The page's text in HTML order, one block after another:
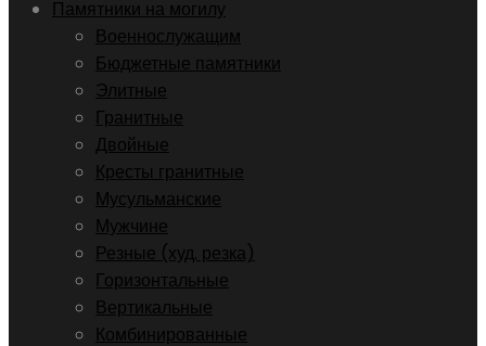
Памятники на могилу
Военнослужащим
Бюджетные памятники
Элитные
Гранитные
Двойные
Кресты гранитные
Мусульманские
Мужчине
Резные (худ. резка)
Горизонтальные
Вертикальные
Комбинированные